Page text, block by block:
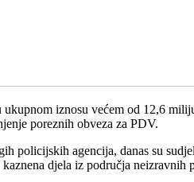
iznosu većem od 12,6
poreznih obveza za PDV.
agencija, danas su
djela iz područja neizravnih